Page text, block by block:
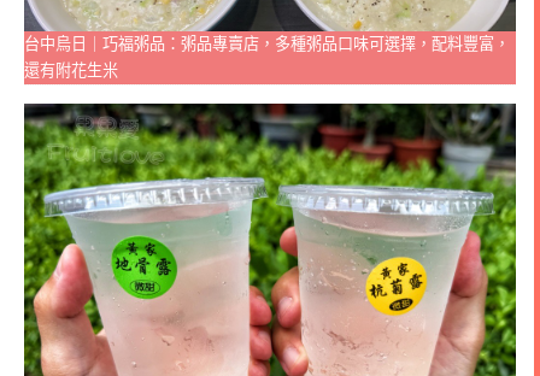
台中烏日｜巧福粥品：粥品專賣店，多種粥品口味可選擇，配料豐富，
還有附花生米